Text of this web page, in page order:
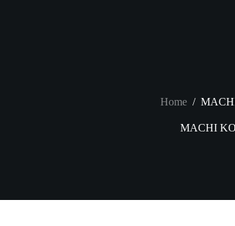
Home /
MACHI